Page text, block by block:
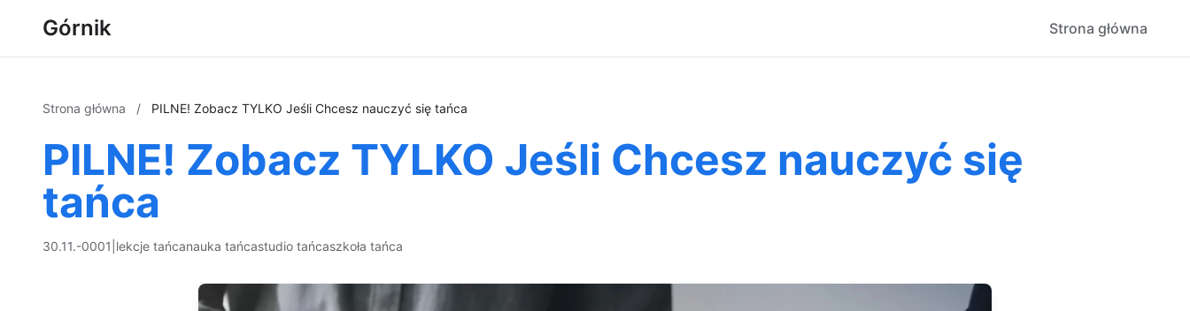
Górnik Strona główna
Strona główna / PILNE! Zobacz TYLKO Jeśli Chcesz nauczyć się tańca
PILNE! Zobacz TYLKO Jeśli Chcesz nauczyć się
tańca
30.11.-0001 lekcje tańcanauka tańcastudio tańcaszkoła tańca